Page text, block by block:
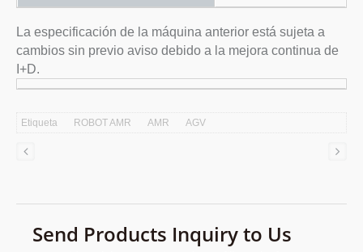
La especificación de la máquina anterior está sujeta a
cambios sin previo aviso debido a la mejora continua de
I+D.
Etiqueta ROBOT AMR AMR AGV